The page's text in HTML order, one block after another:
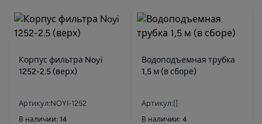
Корпус фильтра Noyi
1252-2.5 (верх)
Артикул:NOYI-1252
В наличии: 14
Водоподъемная трубка
1,5 м (в сборе)
Артикул:[]
В наличии: 4